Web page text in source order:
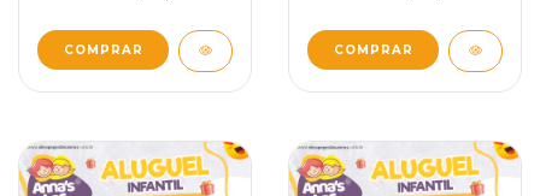
COMPRAR COMPRAR